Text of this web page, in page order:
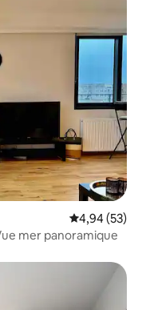
Évaluation
4,94 (53)
mer panoramique